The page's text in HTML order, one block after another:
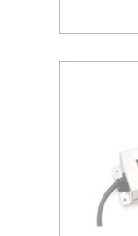
werden!
In den